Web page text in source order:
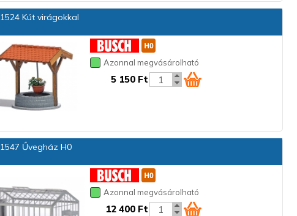
1524 Kút virágokkal
Azonnal megvásárolható
5 150 Ft
1547 Űvegház H0
Azonnal megvásárolható
12 400 Ft